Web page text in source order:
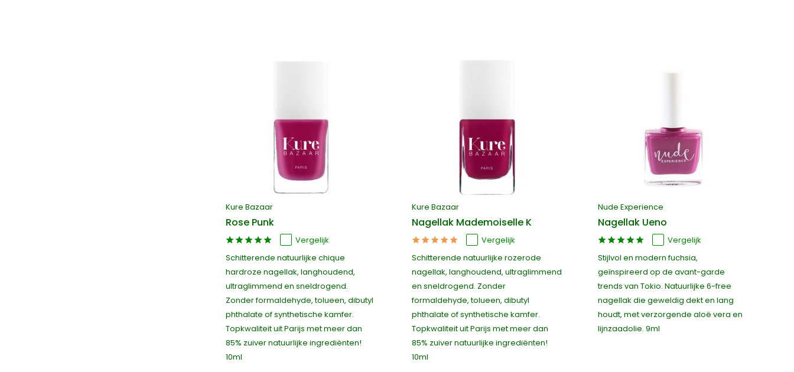
Kure Bazaar
Rose Punk
Vergelijk
Schitterende natuurlijke chique
hardroze nagellak, langhoudend,
ultraglimmend en sneldrogend.
Zonder formaldehyde, tolueen, dibutyl
phthalate of synthetische kamfer.
Topkwaliteit uit Parijs met meer dan
85% zuiver natuurlijke ingrediënten!
10ml
Kure Bazaar
Nagellak Mademoiselle K
Vergelijk
Schitterende natuurlijke rozerode
nagellak, langhoudend, ultraglimmend
en sneldrogend. Zonder
formaldehyde, tolueen, dibutyl
phthalate of synthetische kamfer.
Topkwaliteit uit Parijs met meer dan
85% zuiver natuurlijke ingrediënten!
10ml
Nude Experience
Nagellak Ueno
Vergelijk
Stijlvol en modern fuchsia,
geïnspireerd op de avant-garde
trends van Tokio. Natuurlijke 6-free
nagellak die geweldig dekt en lang
houdt, met verzorgende aloë vera en
lijnzaadolie. 9ml